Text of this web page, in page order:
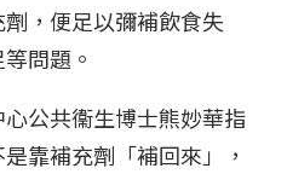
，便足以彌補飲食失
問題。
公共衞生博士熊妙華指
靠補充劑「補回來」，